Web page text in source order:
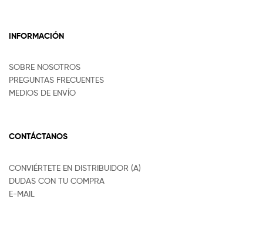
INFORMACIÓN
SOBRE NOSOTROS
PREGUNTAS FRECUENTES
MEDIOS DE ENVÍO
CONTÁCTANOS
CONVIÉRTETE EN DISTRIBUIDOR (A)
DUDAS CON TU COMPRA
E-MAIL